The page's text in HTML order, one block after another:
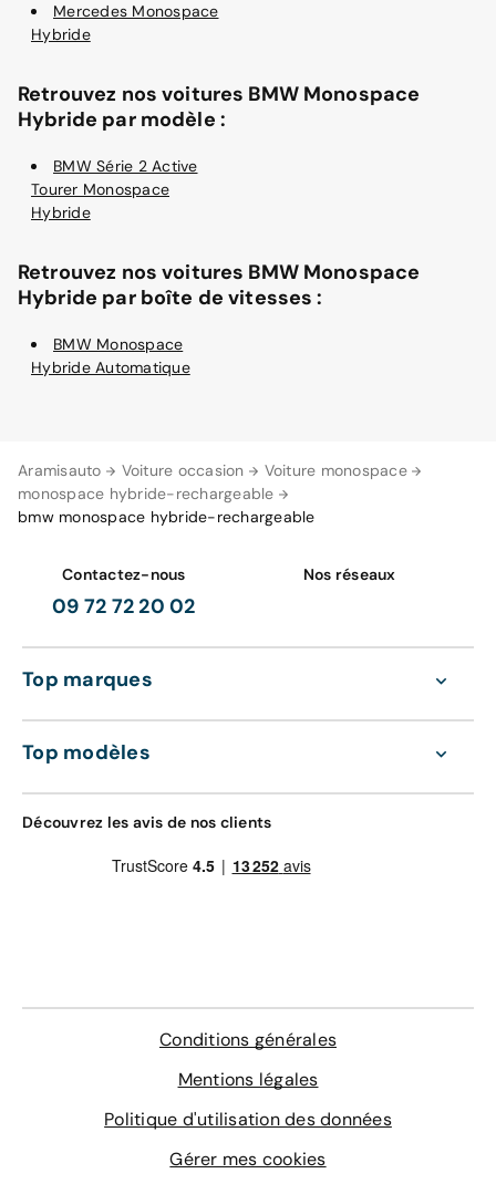
Aramisauto Voiture occasion
Voiture monospace
monospace hybride-rechargeable
bmw monospace hybride-rechargeable
Mercedes Monospace
Hybride
Retrouvez nos voitures BMW Monospace
Hybride par modèle :
BMW Série 2 Active
Tourer Monospace
Hybride
Retrouvez nos voitures BMW Monospace
Hybride par boîte de vitesses :
BMW Monospace
Hybride Automatique
Contactez-nous
09 72 72 20 02
Nos réseaux
Top marques
Top modèles
Découvrez les avis de nos clients
Conditions générales
Mentions légales
Politique d'utilisation des données
Gérer mes cookies